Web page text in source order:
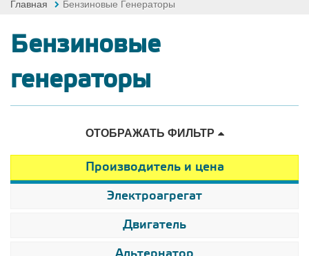
Главная Бензиновые Генераторы
Бензиновые
генераторы
ОТОБРАЖАТЬ ФИЛЬТР
Производитель и цена
Электроагрегат
Двигатель